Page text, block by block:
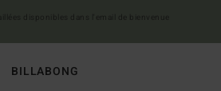
BILLABONG